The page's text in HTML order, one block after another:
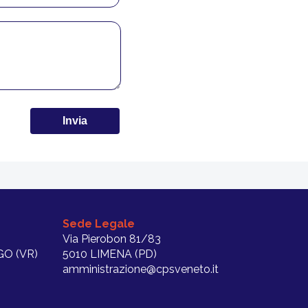
(VR)
Sede Legale
Via Pierobon 81/83
5010 LIMENA (PD)
amministrazione@cpsveneto.it